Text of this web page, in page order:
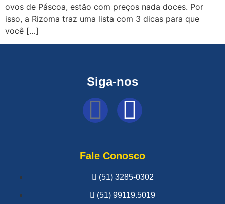
ovos de Páscoa, estão com preços nada doces. Por
isso, a Rizoma traz uma lista com 3 dicas para que
você […]
Siga-nos
Fale Conosco
(51) 3285-0302
(51) 99119.5019